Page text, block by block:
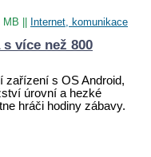
MB Internet, komunikace
více než 800
zařízení s OS Android,
úrovní a hezké
hráči hodiny zábavy.